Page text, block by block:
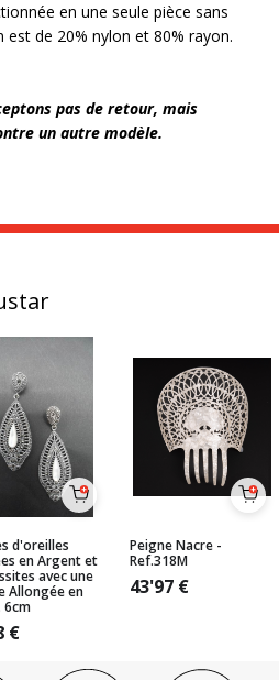
en une seule pièce sans
de 20% nylon et 80% rayon.
pas de retour, mais
un autre modèle.
d'oreilles
en Argent et
avec une
Allongée en
6cm
€
Peigne Nacre -
Ref.318M
43'97 €